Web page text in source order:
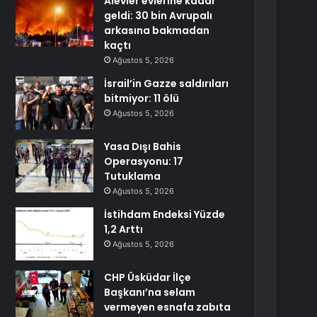
geldi: 30 bin Avrupalı
arkasına bakmadan
kaçtı
Ağustos 5, 2026
İsrail’in Gazze saldırıları
bitmiyor: 11 ölü
Ağustos 5, 2026
Yasa Dışı Bahis
Operasyonu: 17
Tutuklama
Ağustos 5, 2026
İstihdam Endeksi Yüzde
1,2 Arttı
Ağustos 5, 2026
CHP Üsküdar İlçe
Başkanı’na selam
vermeyen esnafa zabıta